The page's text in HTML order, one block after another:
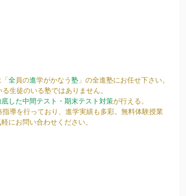
全員の進学がかなう塾 」の全進塾にお任せ下さい。
生徒のいる塾ではありません。
底した中間テスト・期末テスト対策が行える。
導を行っており、進学実績も多彩。無料体験授業
にお問い合わせください。